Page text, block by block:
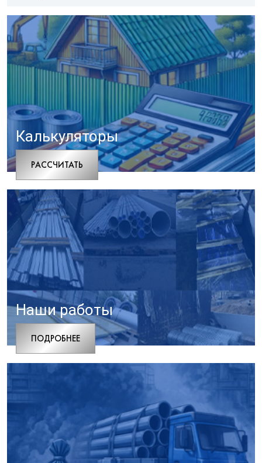
Калькуляторы
РАCСЧИТАТЬ
Наши работы
ПОДРОБНЕЕ